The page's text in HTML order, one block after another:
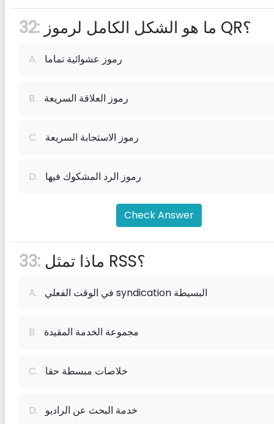
32: ما هو الشكل الكامل لرموز QR؟
A. رموز عشوائية تماما
B. رموز العلاقة السريعة
C. رموز الاستجابة السريعة
D. رموز الرد المشكوك فيها
Check Answer
33: ماذا تمثل RSS؟
A. في الوقت الفعلي syndication البسيطة
B. مجموعة الخدمة المقيدة
C. خلاصات مبسطة حقا
D. خدمة البحث عن الراديو